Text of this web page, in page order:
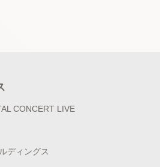
CONCERT LIVE
ディングス